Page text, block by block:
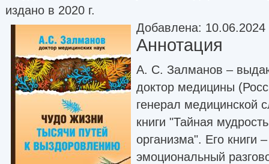
издано в 2020 г.
Добавлена: 10.06.2024
Аннотация
А. С. Залманов –
доктор медицины
генерал медицинской
книги "Тайная
организма". Его книги
эмоциональный